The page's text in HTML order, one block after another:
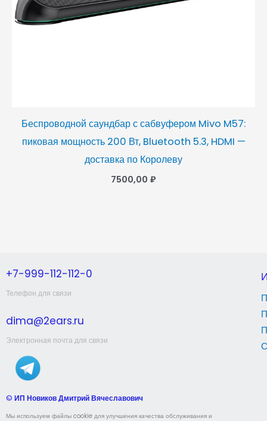
Беспроводной саундбар с сабвуфером Mivo M57:
пиковая мощность 200 Вт, Bluetooth 5.3, HDMI —
доставка по Королеву
7500,00 ₽
+7-999-112-112-0
Телефон для связи
dima@2ears.ru
Электронная почта для связи
© ИП Новиков Дмитрий Вячеславович
Мы используем файлы cookie для улучшения качества обслуживания и